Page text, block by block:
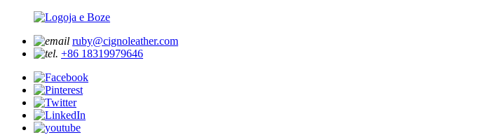
ruby@cignoleather.com
+86 18319979646